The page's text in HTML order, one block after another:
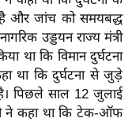
है और जांच को समयबद्ध
उड्डयन राज्य मंत्री
था कि विमान दुर्घटना
था कि दुर्घटना से जुड़े
पिछले साल 12 जुलाई
ने कहा था कि टेक-ऑफ